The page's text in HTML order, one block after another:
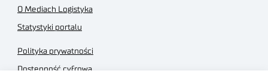
O Mediach Logistyka
Statystyki portalu
Polityka prywatności
Dostępność cyfrowa